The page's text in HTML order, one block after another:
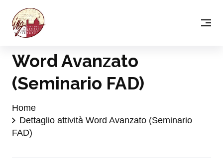
Word Avanzato
(Seminario FAD)
Home
Dettaglio attività Word Avanzato (Seminario
FAD)